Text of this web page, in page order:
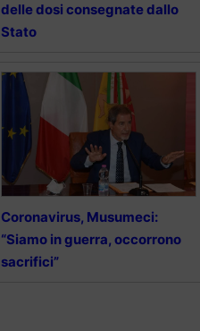
delle dosi consegnate dallo
Stato
Coronavirus, Musumeci:
“Siamo in guerra, occorrono
sacrifici”